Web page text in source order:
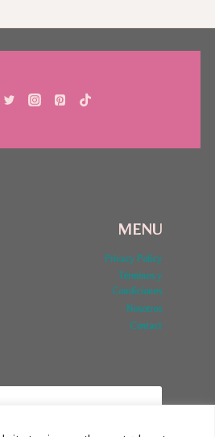
MENU
Privacy Policy
Términos y
Condiciones
Nosotros
Contact